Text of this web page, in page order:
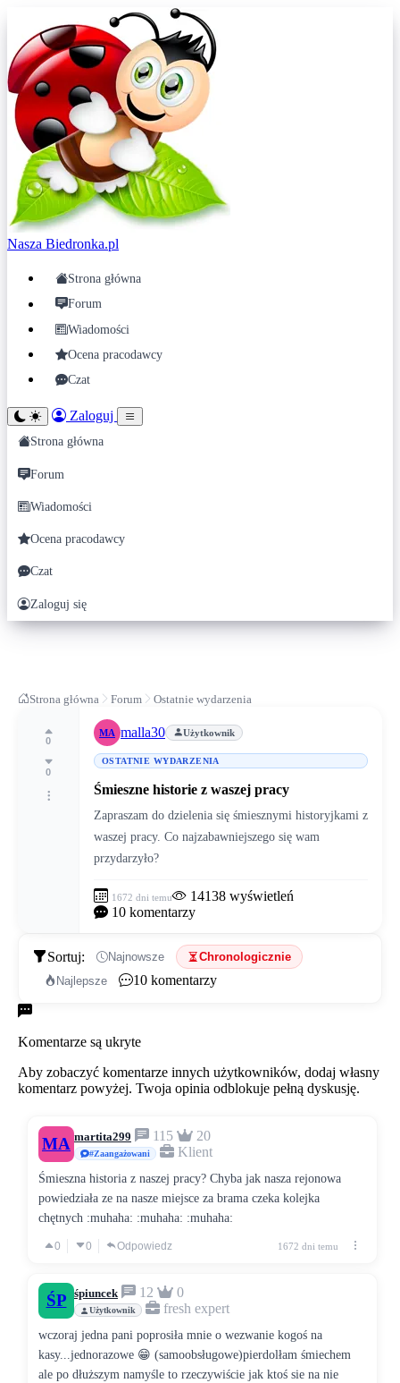
Nasza Biedronka.pl
Strona główna
Forum
Wiadomości
Ocena pracodawcy
Czat
Zaloguj
Strona główna
Forum
Wiadomości
Ocena pracodawcy
Czat
Zaloguj się
Strona główna Forum Ostatnie wydarzenia
0
0
MA malla30 Użytkownik
OSTATNIE WYDARZENIA
Śmieszne historie z waszej pracy
Zapraszam do dzielenia się śmiesznymi historyjkami z
waszej pracy. Co najzabawniejszego się wam
przydarzyło?
1672 dni temu 14138 wyświetleń
10 komentarzy
Sortuj: Najnowsze
Chronologicznie
Najlepsze
10 komentarzy
Komentarze
Komentarze są ukryte
Aby zobaczyć komentarze innych użytkowników, dodaj własny
komentarz powyżej. Twoja opinia odblokuje pełną dyskusję.
MA martita299 115 20
#Zaangażowani Klient
Śmieszna historia z naszej pracy? Chyba jak nasza rejonowa
powiedziała ze na nasze miejsce za brama czeka kolejka
chętnych :muhaha: :muhaha: :muhaha:
0 0 Odpowiedz 1672 dni temu
ŚP śpiuncek 12 0
Użytkownik fresh expert
wczoraj jedna pani poprosiła mnie o wezwanie kogoś na
kasy...jednorazowe 😁 (samoobsługowe)pierdolłam śmiechem
ale po dłuższym namyśle to rzeczywiście jak ktoś sie na nie